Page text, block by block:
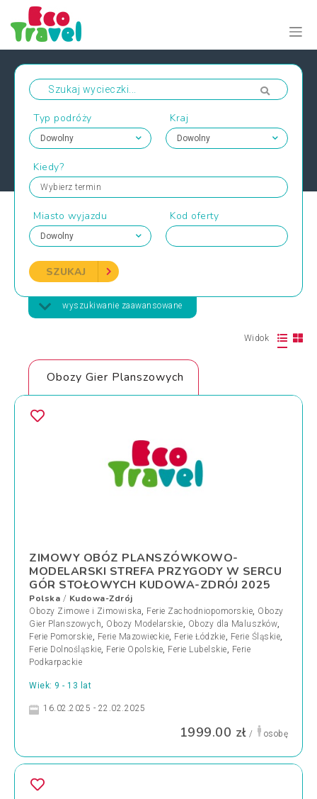
Typ podróży Kraj
Kiedy?
Wybierz termin
Miasto wyjazdu Kod oferty
SZUKAJ
wyszukiwanie zaawansowane
Widok
Obozy Gier Planszowych
ZIMOWY OBÓZ PLANSZÓWKOWO-
MODELARSKI STREFA PRZYGODY W SERCU
GÓR STOŁOWYCH KUDOWA-ZDRÓJ 2025
Polska / Kudowa-Zdrój
Obozy Zimowe i Zimowiska, Ferie Zachodniopomorskie, Obozy
Gier Planszowych, Obozy Modelarskie, Obozy dla Maluszków,
Ferie Pomorskie, Ferie Mazowieckie, Ferie Łódzkie, Ferie Śląskie,
Ferie Dolnośląskie, Ferie Opolskie, Ferie Lubelskie, Ferie
Podkarpackie
Wiek: 9 - 13 lat
16.02.2025 - 22.02.2025
1999.00 zł / osobę